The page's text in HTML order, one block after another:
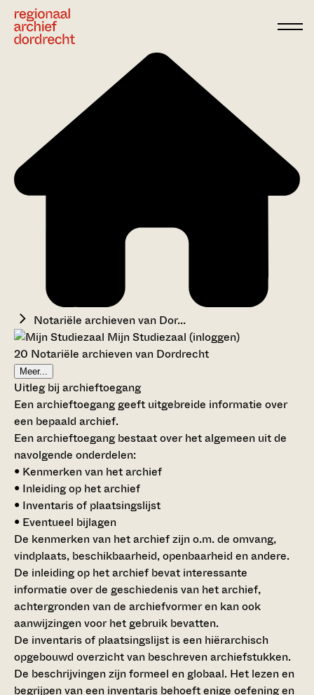
Notariële archieven van Dor...
Mijn Studiezaal (inloggen)
20 Notariële archieven van Dordrecht
Meer...
Uitleg bij archieftoegang
Een archieftoegang geeft uitgebreide informatie over
een bepaald archief.
Een archieftoegang bestaat over het algemeen uit de
navolgende onderdelen:
• Kenmerken van het archief
• Inleiding op het archief
• Inventaris of plaatsingslijst
• Eventueel bijlagen
De kenmerken van het archief zijn o.m. de omvang,
vindplaats, beschikbaarheid, openbaarheid en andere.
De inleiding op het archief bevat interessante
informatie over de geschiedenis van het archief,
achtergronden van de archiefvormer en kan ook
aanwijzingen voor het gebruik bevatten.
De inventaris of plaatsingslijst is een hiërarchisch
opgebouwd overzicht van beschreven archiefstukken.
De beschrijvingen zijn formeel en globaal. Het lezen en
begrijpen van een inventaris behoeft enige oefening en